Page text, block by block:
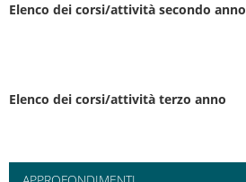
Elenco dei corsi/attività secondo anno
Elenco dei corsi/attività terzo anno